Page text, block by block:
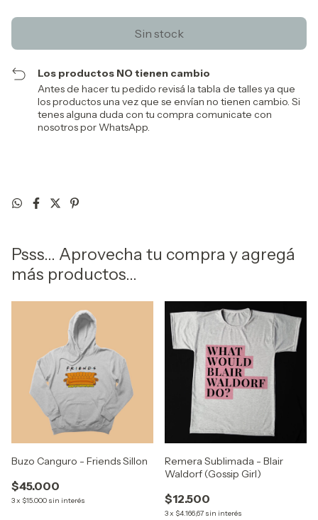
Los productos NO tienen cambio
Antes de hacer tu pedido revisá la tabla de talles ya que
los productos una vez que se envían no tienen cambio. Si
tenes alguna duda con tu compra comunicate con
nosotros por WhatsApp.
Psss... Aprovecha tu compra y agregá
más productos...
Buzo Canguro - Friends Sillon
$45.000
3x $15.000 sin interés
Remera Sublimada - Blair
Waldorf (Gossip Girl)
$12.500
3x $4.166,67 sin interés